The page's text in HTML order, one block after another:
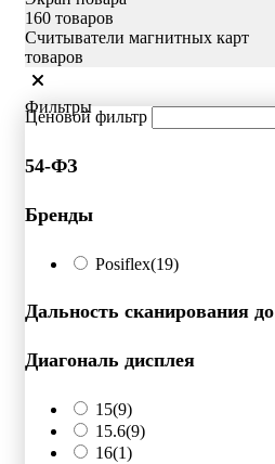
160 товаров
Считыватели магнитных карт
товаров
Фильтры
Ценовой фильтр
54-ФЗ
Бренды
Posiflex(19)
Дальность сканирования до
Диагональ дисплея
15(9)
15.6(9)
16(1)